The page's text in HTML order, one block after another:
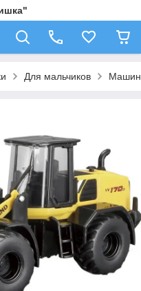
Для мальчиков